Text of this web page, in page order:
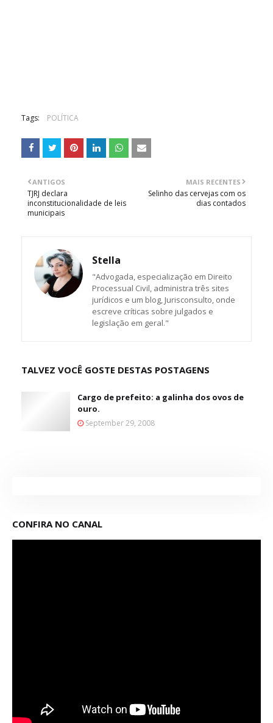
Tags: POLÍTICA
MAIS RECENTES
Selinho das cervejas com os
dias contados
ANTIGOS
TJRJ declara
inconstitucionalidade de leis
municipais
Stella
"Advogada, especialização em Direito
Processual Civil, administra três sites
jurídicos e um blog, Jurisconsulto, onde
escreve críticas sobre julgados e
legislação em geral."
TALVEZ VOCÊ GOSTE DESTAS POSTAGENS
Cargo de prefeito: a galinha dos ovos de
ouro.
September 29, 2008
CONFIRA NO CANAL